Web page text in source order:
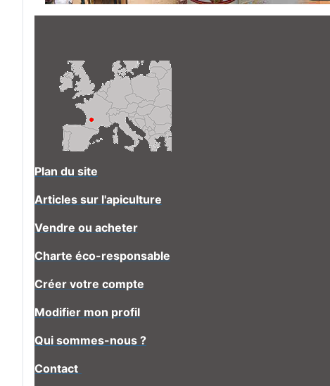
Plan du site
Articles sur l'apiculture
Vendre ou acheter
Charte éco-responsable
Créer votre compte
Modifier mon profil
Qui sommes-nous ?
Contact